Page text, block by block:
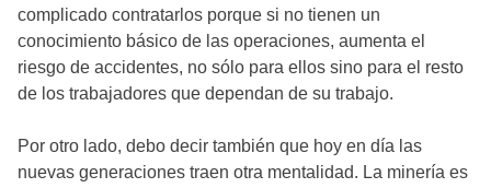
complicado contratarlos porque si no tienen un
conocimiento básico de las operaciones, aumenta el
riesgo de accidentes, no sólo para ellos sino para el resto
de los trabajadores que dependan de su trabajo.
Por otro lado, debo decir también que hoy en día las
nuevas generaciones traen otra mentalidad. La minería es